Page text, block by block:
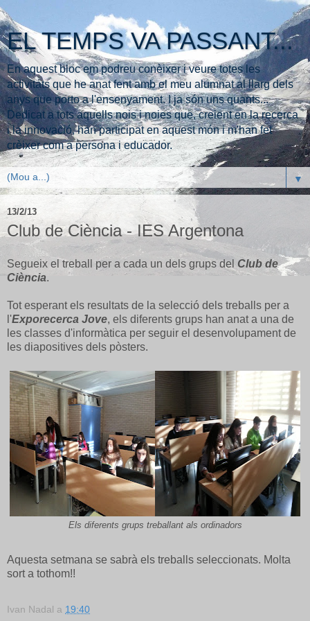
EL TEMPS VA PASSANT...
En aquest bloc em podreu conèixer i veure totes les
activitats que he anat fent amb el meu alumnat al llarg dels
anys que porto a l'ensenyament. I ja són uns quants...
Dedicat a tots aquells nois i noies que, creient en la recerca
i la innovació, han participat en aquest món i m'han fet
crèixer com a persona i educador.
▼
13/2/13
Club de Ciència - IES Argentona
Segueix el treball per a cada un dels grups delClub de
Ciència.
Tot esperant els resultats de la selecció dels treballs per a
l'Exporecerca Jove, els diferents grups han anat a una de
les classes d'informàtica per seguir el desenvolupament de
les diapositives dels pòsters.
Els diferents grups treballant als ordinadors
Aquesta setmana se sabrà els treballs seleccionats. Molta
sort a tothom!!
Ivan Nadal a 19:40